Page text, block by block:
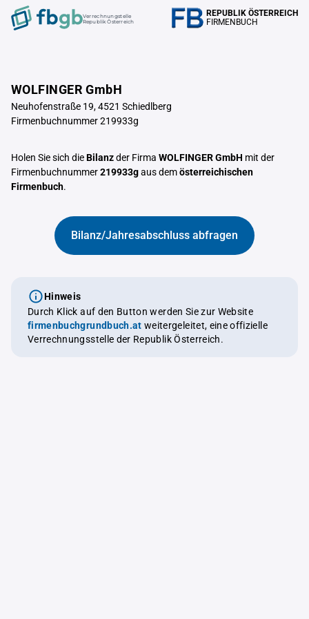
Verrechnungstelle
Republik Österreich
REPUBLIK ÖSTERREICH
FIRMENBUCH
WOLFINGER GmbH
Neuhofenstraße 19, 4521 Schiedlberg
Firmenbuchnummer 219933g
Holen Sie sich dieBilanzder Firma WOLFINGER GmbH mit der
Firmenbuchnummer219933gaus demösterreichischen
Firmenbuch.
Bilanz/Jahresabschluss abfragen
Hinweis
Durch Klick auf den Button werden Sie zur Website
firmenbuchgrundbuch.at weitergeleitet, eine offizielle
Verrechnungsstelle der Republik Österreich.